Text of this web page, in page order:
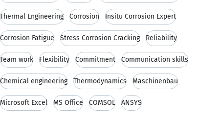
Thermal Engineering Corrosion Insitu Corrosion Expert
Corrosion Fatigue Stress Corrosion Cracking Reliability
Team work Flexibility Commitment Communication skills
Chemical engineering Thermodynamics Maschinenbau
Microsoft Excel MS Office COMSOL ANSYS